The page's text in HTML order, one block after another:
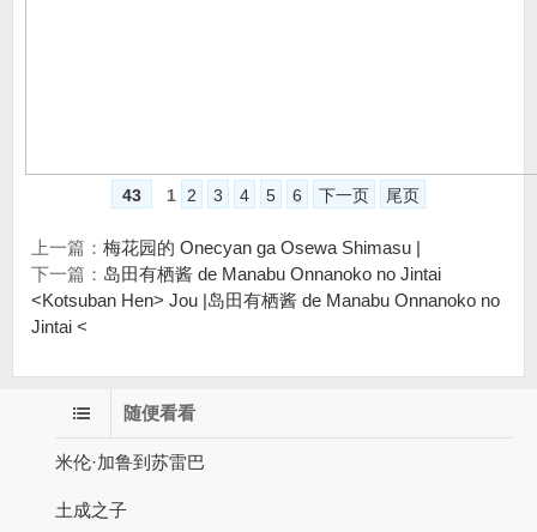
43 1 2 3 4 5 6 下一页 尾页
上一篇： 梅花园的 Onecyan ga Osewa Shimasu |
下一篇： 岛田有栖酱 de Manabu Onnanoko no Jintai
<Kotsuban Hen> Jou |岛田有栖酱 de Manabu Onnanoko no
Jintai <
随便看看
米伦·加鲁到苏雷巴
土成之子